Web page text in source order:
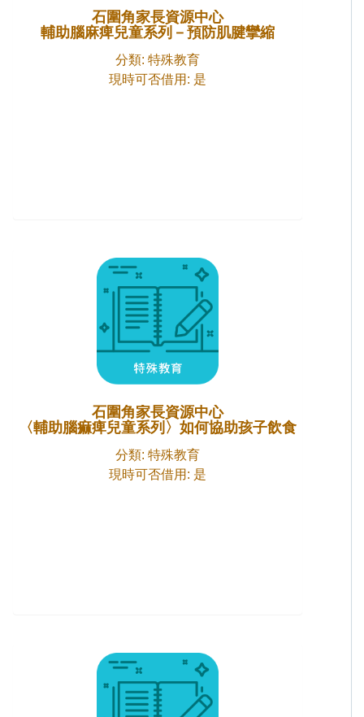
石圍角家長資源中心
輔助腦麻痺兒童系列－預防肌腱攣縮
分類: 特殊教育
現時可否借用: 是
石圍角家長資源中心
〈輔助腦痲痺兒童系列〉如何協助孩子飲食
分類: 特殊教育
現時可否借用: 是